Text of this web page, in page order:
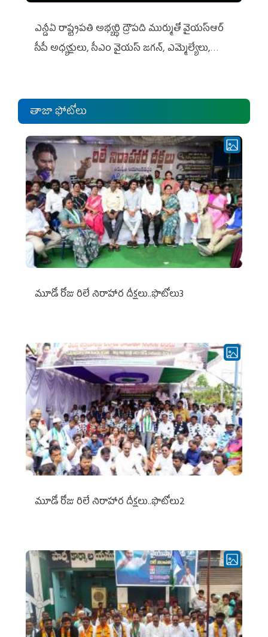
ఎన్డీఏ రాష్ట్ర‌ప‌తి అభ్య‌ర్థి ద్రౌప‌ది ముర్ముతో వైయ‌స్ఆర్
సీపీ అధ్య‌క్షులు, సీఎం వైయ‌స్ జ‌గ‌న్, ఎమ్మెల్యేలు,
తాజా ఫోటోలు
మూడో రోజు రిలే నిరాహార దీక్షలు..ఫొటోలు3
మూడో రోజు రిలే నిరాహార దీక్షలు..ఫొటోలు2